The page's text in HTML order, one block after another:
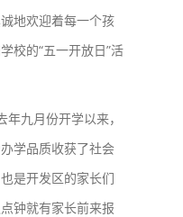
地欢迎着每一个孩
校的“五一开放日”活
九月份开学以来，
学品质收获了社会
是开发区的家长们
钟就有家长前来报